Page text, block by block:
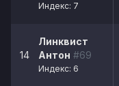
Индекс: 7
14
Линквист
Антон #69
Индекс: 6